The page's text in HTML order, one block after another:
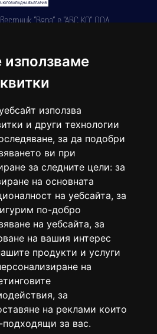
използваме
използва
и други технологии
за да подобри
ви при
за следните цели: за
на основната
на уебсайта, за
по-добро
на уебсайта, за
на вашия интерес
продукти и услуги
на
, за
на реклами които
подходящи за вас.
"Вяра" е "АВС КО" ООД,
43
е регистрирано в националния